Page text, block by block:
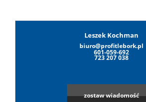
Leszek Kochman
biuro@profitlebork.pl
601-059-692
723 207 038
zostaw wiadomość